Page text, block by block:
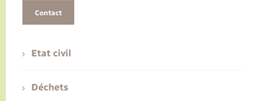
Contact
Etat civil
Déchets